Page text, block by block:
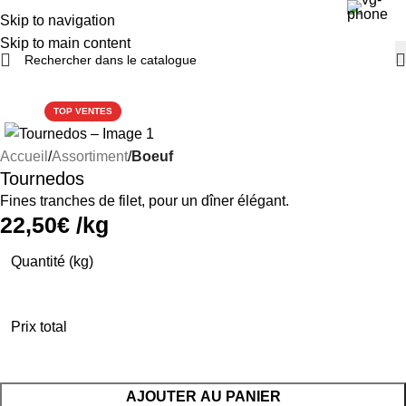
Skip to navigation
Skip to main content
TOP VENTES
Accueil Assortiment Boeuf
Tournedos
Fines tranches de filet, pour un dîner élégant.
22,50€ /kg
Quantité (kg)
Prix total
AJOUTER AU PANIER